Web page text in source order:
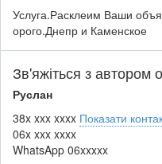
Услуга.Расклеим Ваши
орого.Днепр и Каменское
Зв'яжіться з автором
Руслан
38x xxx xxxx Показати
06x xxx xxxx
WhatsApp 06xxxxx